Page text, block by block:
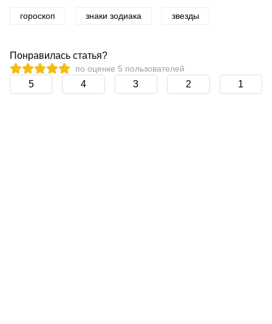
гороскоп знаки зодиака звезды
Понравилась статья?
по оценке 5 пользователей
5 4 3 2 1